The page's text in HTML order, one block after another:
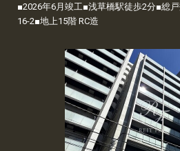
■2026年6月竣工■浅草橋駅徒歩2分■総
16-2■地上15階 RC造